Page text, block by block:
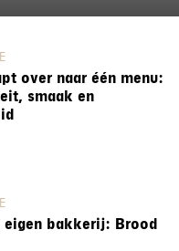
over naar één menu:
smaak en
eigen bakkerij: Brood